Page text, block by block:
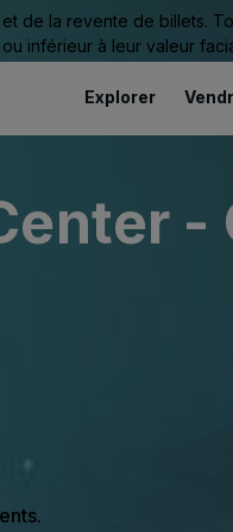
de la revente de billets.
inférieur à leur valeur
Explorer
-